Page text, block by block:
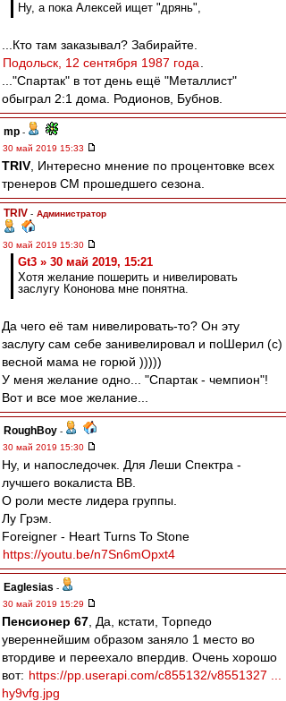
Ну, а пока Алексей ищет "дрянь",
...Кто там заказывал? Забирайте.
Подольск, 12 сентября 1987 года
..."Спартак" в тот день ещё "Металлист"
обыграл 2:1 дома. Родионов, Бубнов.
mp -
30 май 2019 15:33
TRIV , Интересно мнение по процентовке всех
тренеров СМ прошедшего сезона.
TRIV - Администратор
30 май 2019 15:30
Gt3 » 30 май 2019, 15:21
Хотя желание пошерить и нивелировать
заслугу Кононова мне понятна.
Да чего её там нивелировать-то? Он эту
заслугу сам себе занивелировал и поШерил (с)
весной мама не горюй )))))
У меня желание одно... "Спартак - чемпион"!
Вот и все мое желание...
RoughBoy -
30 май 2019 15:30
Ну, и напоследочек. Для Леши Спектра -
лучшего вокалиста ВВ.
О роли месте лидера группы.
Лу Грэм.
Foreigner - Heart Turns To Stone
https://youtu.be/n7Sn6mOpxt4
Eaglesias -
30 май 2019 15:29
Пенсионер 67 , Да, кстати, Торпедо
увереннейшим образом заняло 1 место во
втордиве и переехало впердив. Очень хорошо
вот: https://pp.userapi.com/c855132/v8551327 ...
hy9vfg.jpg